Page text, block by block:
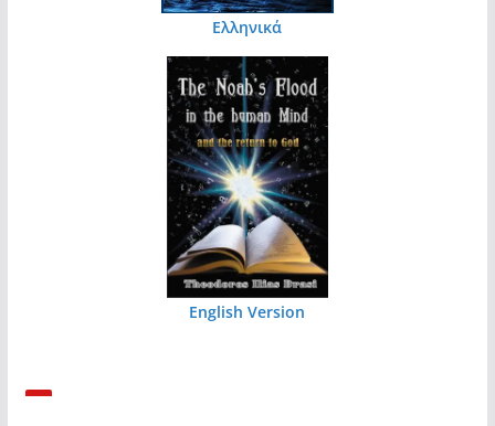
Ελληνικά
English Version